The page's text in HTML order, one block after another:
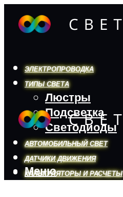
ЭЛЕКТРОПРОВОДКА
ТИПЫ СВЕТА
Люстры
Подсветка
Светодиоды
АВТОМОБИЛЬНЫЙ СВЕТ
ДАТЧИКИ ДВИЖЕНИЯ
КАЛЬКУЛЯТОРЫ И РАСЧЕТЫ
Меню